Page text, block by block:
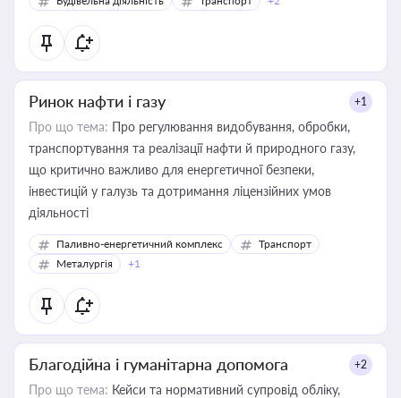
Ринок нафти і газу +1
Про що тема: Про регулювання видобування, обробки,
транспортування та реалізації нафти й природного газу,
що критично важливо для енергетичної безпеки,
інвестицій у галузь та дотримання ліцензійних умов
діяльності
Паливно-енергетичний комплекс
Транспорт
Металургія
+1
Благодійна і гуманітарна допомога +2
Про що тема: Кейси та нормативний супровід обліку,